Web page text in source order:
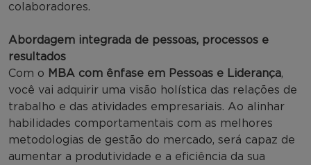
colaboradores.
Abordagem integrada de pessoas, processos e
resultados
Com o MBA com ênfase em Pessoas e Liderança,
você vai adquirir uma visão holística das relações de
trabalho e das atividades empresariais. Ao alinhar
habilidades comportamentais com as melhores
metodologias de gestão do mercado, será capaz de
aumentar a produtividade e a eficiência da sua